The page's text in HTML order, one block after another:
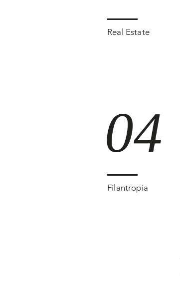
Real Estate
04
Filantropia